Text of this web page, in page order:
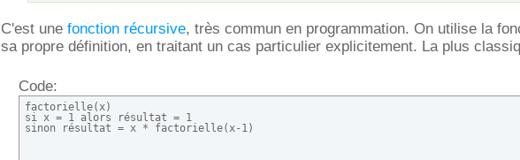
C'est une fonction récursive, très commun en programmation. On utilise la
sa propre définition, en traitant un cas particulier explicitement. La plus
Code:
factorielle(x)
si x = 1 alors résultat = 1
sinon résultat = x * factorielle(x-1)